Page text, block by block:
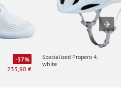
-37%
233,90 €
Specialized Propero 4,
white